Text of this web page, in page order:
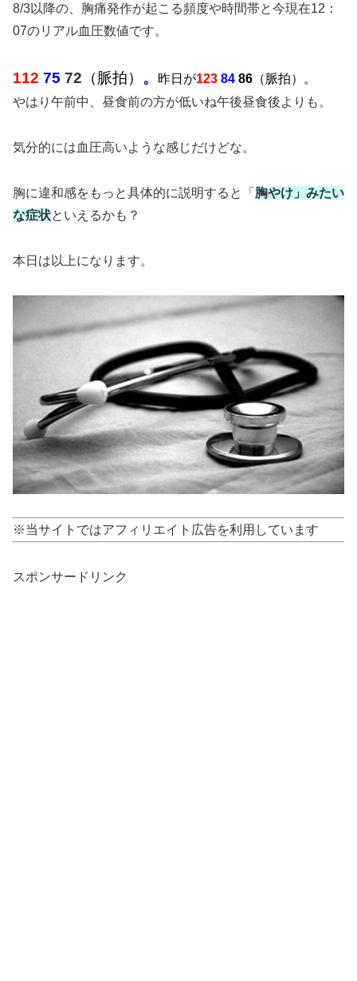
8/3以降の、胸痛発作が起こる頻度や時間帯と今現在12：
07のリアル血圧数値です。
112 75 72 （脈拍） 。 昨日が123 84 86 （脈拍）。
やはり午前中、昼食前の方が低いね午後昼食後よりも。
気分的には血圧高いような感じだけどな。
胸に違和感をもっと具体的に説明すると「 胸やけ」みたい
な症状といえるかも？
本日は以上になります。
※当サイトではアフィリエイト広告を利用しています
スポンサードリンク